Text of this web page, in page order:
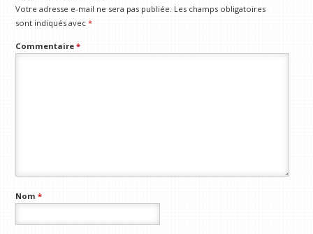
Votre adresse e-mail ne sera pas publiée. Les champs obligatoires
sont indiqués avec*
Commentaire*
Nom*